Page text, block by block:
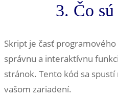
3. Čo
Skript je časť
správnu a interaktívnu
stránok. Tento kód sa
vašom zariadení.